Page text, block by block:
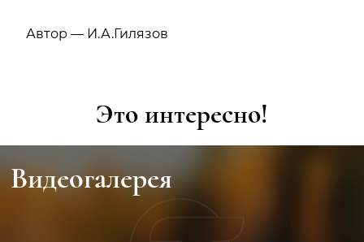
Автор — И.А.Гилязов
Это интересно!
Видеогалерея